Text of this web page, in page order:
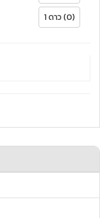
1 ดาว (0)